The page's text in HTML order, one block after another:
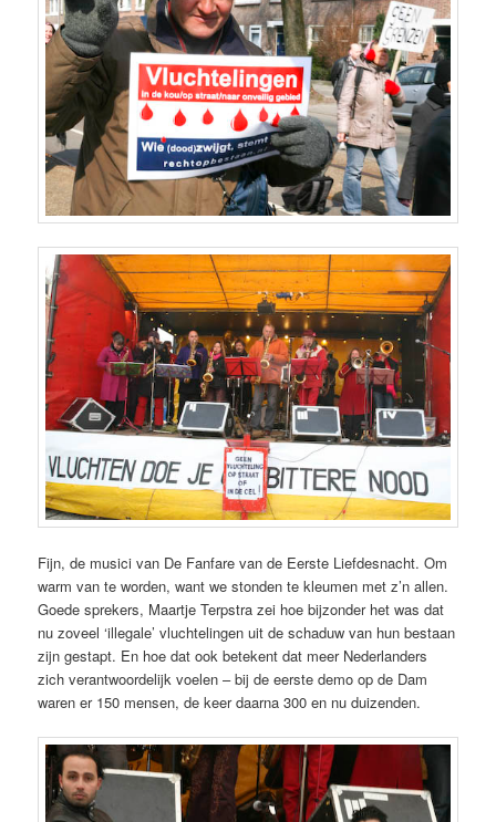
Fijn, de musici van De Fanfare van de Eerste Liefdesnacht. Om
warm van te worden, want we stonden te kleumen met z’n allen.
Goede sprekers, Maartje Terpstra zei hoe bijzonder het was dat
nu zoveel ‘illegale’ vluchtelingen uit de schaduw van hun bestaan
zijn gestapt. En hoe dat ook betekent dat meer Nederlanders
zich verantwoordelijk voelen – bij de eerste demo op de Dam
waren er 150 mensen, de keer daarna 300 en nu duizenden.